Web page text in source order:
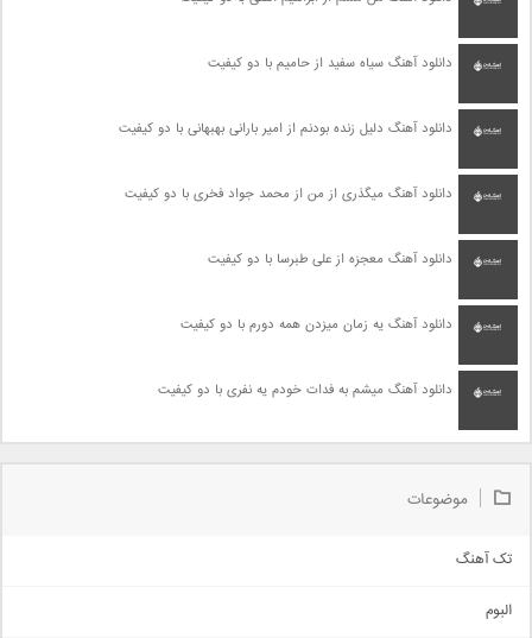
دانلود آهنگ سیاه سفید از حامیم با دو کیفیت
دانلود آهنگ دلیل زنده بودنم از امیر بارانی بهبهانی با دو کیفیت
دانلود آهنگ میگذری از من از محمد جواد فخری با دو کیفیت
دانلود آهنگ معجزه از علی طبرسا با دو کیفیت
دانلود آهنگ یه زمان میزدن همه دورم با دو کیفیت
دانلود آهنگ میشم به فدات خودم یه نفری با دو کیفیت
موضوعات
تک آهنگ
البوم